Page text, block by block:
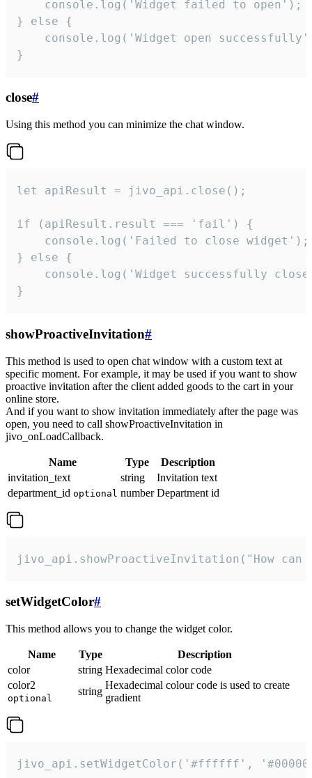
    console.log('Widget failed to open');
} else {
console.log('Widget open
}
close#
Using this method you can minimize the chat window.
let apiResult = jivo_api.close();
if (apiResult.result === 'fail') {
    console.log('Failed to close widget');
} else {
console.log('Widget successfully
}
showProactiveInvitation#
This method is used to open chat window with a custom text at
specific moment. For example, it may be used if you want to show
proactive invitation after the client added goods to the cart in your
online store.
And if you want to show invitation immediately after the page was
open, you need to call showProactiveInvitation in
jivo_onLoadCallback.
Name Type
Description
invitation_text
string
Invitation text
department_id optional number Department id
jivo_api.showProactiveInvitation("How
setWidgetColor#
This method allows you to change the widget color.
Name Type
Description
color
string Hexadecimal color code
color2
optional
string
Hexadecimal colour code is used to create
gradient
jivo_api.setWidgetColor('#ffffff',